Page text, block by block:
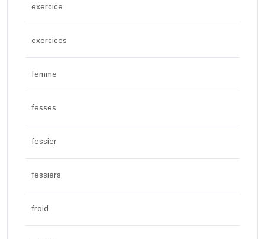
exercice
exercices
femme
fesses
fessier
fessiers
froid